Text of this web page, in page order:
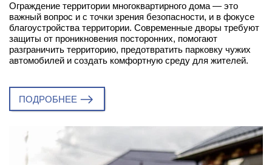
Ограждение территории многоквартирного дома — это
важный вопрос и с точки зрения безопасности, и в фокусе
благоустройства территории. Современные дворы требуют
защиты от проникновения посторонних, помогают
разграничить территорию, предотвратить парковку чужих
автомобилей и создать комфортную среду для жителей.
ПОДРОБНЕЕ